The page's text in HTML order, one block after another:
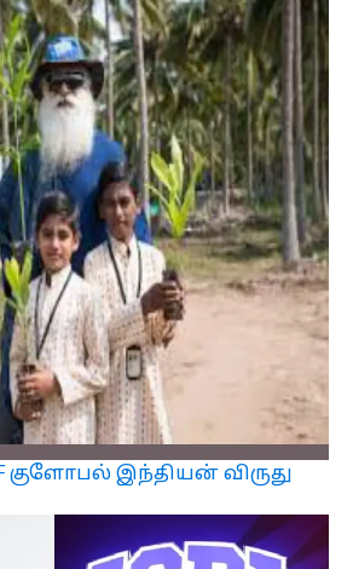
குளோபல் இந்தியன் விருது